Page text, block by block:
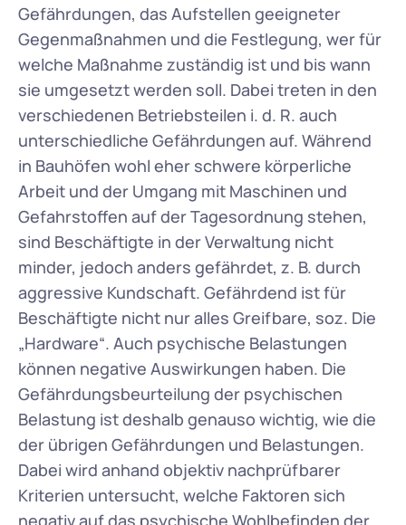
Gefährdungen, das Aufstellen geeigneter
Gegenmaßnahmen und die Festlegung, wer für
welche Maßnahme zuständig ist und bis wann
sie umgesetzt werden soll. Dabei treten in den
verschiedenen Betriebsteilen i. d. R. auch
unterschiedliche Gefährdungen auf. Während
in Bauhöfen wohl eher schwere körperliche
Arbeit und der Umgang mit Maschinen und
Gefahrstoffen auf der Tagesordnung stehen,
sind Beschäftigte in der Verwaltung nicht
minder, jedoch anders gefährdet, z. B. durch
aggressive Kundschaft. Gefährdend ist für
Beschäftigte nicht nur alles Greifbare, soz. Die
„Hardware“. Auch psychische Belastungen
können negative Auswirkungen haben. Die
Gefährdungsbeurteilung der psychischen
Belastung ist deshalb genauso wichtig, wie die
der übrigen Gefährdungen und Belastungen.
Dabei wird anhand objektiv nachprüfbarer
Kriterien untersucht, welche Faktoren sich
negativ auf das psychische Wohlbefinden der